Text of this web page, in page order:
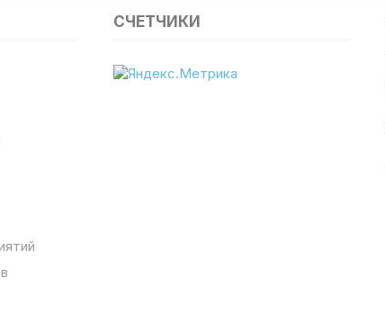
СЧЕТЧИКИ